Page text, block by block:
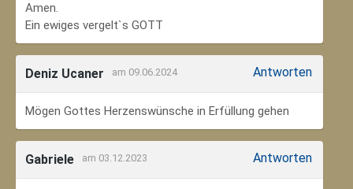
Amen.
Ein ewiges vergelt`s GOTT
Deniz Ucaner am 09.06.2024 Antworten
Mögen Gottes Herzenswünsche in Erfüllung gehen
Gabriele am 03.12.2023 Antworten